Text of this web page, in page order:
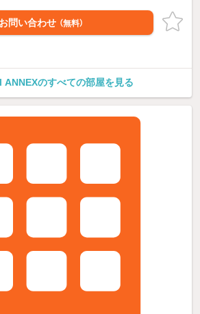
お問い合わせ （無料）
ANNEXのすべての部屋を見る